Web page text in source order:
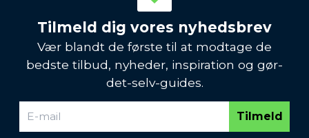
Tilmeld dig vores nyhedsbrev
Vær blandt de første til at modtage de
bedste tilbud, nyheder, inspiration og gør-
det-selv-guides.
Tilmeld